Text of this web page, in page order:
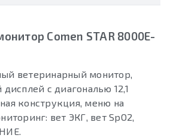
Comen STAR 8000E-
ветеринарный монитор,
с диагональю 12,1
конструкция, меню на
вет ЭКГ, вет SpO2,